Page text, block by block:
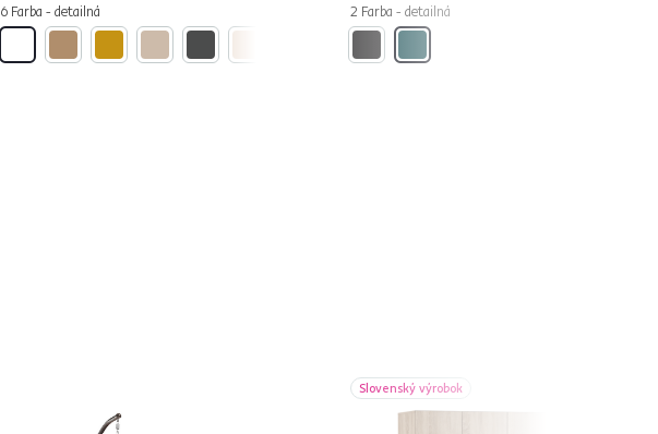
6 Farba - detailná 2 Farba - detailná
Slovenský výrobok